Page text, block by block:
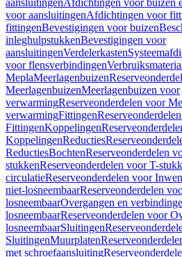
aansluitingenAfdichtingen voor buizen
voor aansluitingenAfdichtingen voor
fittingenBevestigingen voor buizen
inleghulpstukkenBevestigingen voor
aansluitingenVerdelerkasten
voor flensverbindingen
MeplaMeerlagenbuizen
MeerlagenbuizenMeerlagenbuizen voor
verwarmingReserveonderdelen voor
verwarmingFittingen
FittingenKoppelingen
KoppelingenReducties
ReductiesBochtenReserveonderdelen
stukkenReserveonderdelen voor T-
circulatieReserveonderdelen voor
niet-losneembaarReserveonderdelen
losneembaarOvergangen en
losneembaarReserveonderdelen voor
losneembaarSluitingen
SluitingenMuurplaten
met schroefaansluiting